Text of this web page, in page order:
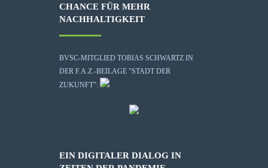
CHANCE FÜR MEHR
NACHHALTIGKEIT
BVSC-MITGLIED TOBIAS SCHWARTZ IN
DER F.A.Z.-BEILAGE "STADT DER
ZUKUNFT":
EIN DIGITALER DIALOG IN